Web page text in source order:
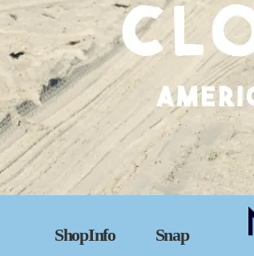
ShopInfo Snap